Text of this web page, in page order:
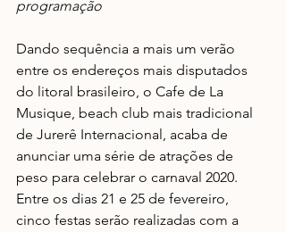
programação
Dando sequência a mais um verão
entre os endereços mais disputados
do litoral brasileiro, o Cafe de La
Musique, beach club mais tradicional
de Jurerê Internacional, acaba de
anunciar uma série de atrações de
peso para celebrar o carnaval 2020.
Entre os dias 21 e 25 de fevereiro,
cinco festas serão realizadas com a